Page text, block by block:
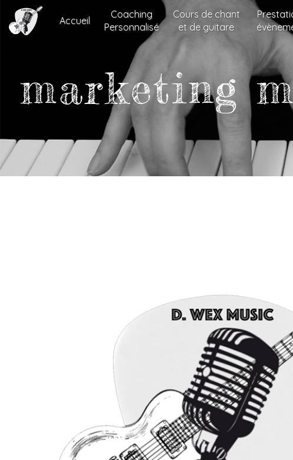
Accueil
Coaching
Personnalisé
Cours de chant
et de guitare
marketing
Panneau de gestion des cookies